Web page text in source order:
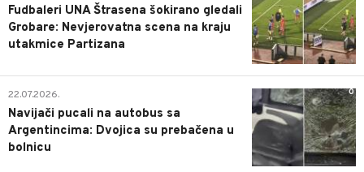
Fudbaleri UNA Štrasena šokirano gledali
Grobare: Nevjerovatna scena na kraju
utakmice Partizana
0
22.07.2026.
Navijači pucali na autobus sa
Argentincima: Dvojica su prebačena u
bolnicu